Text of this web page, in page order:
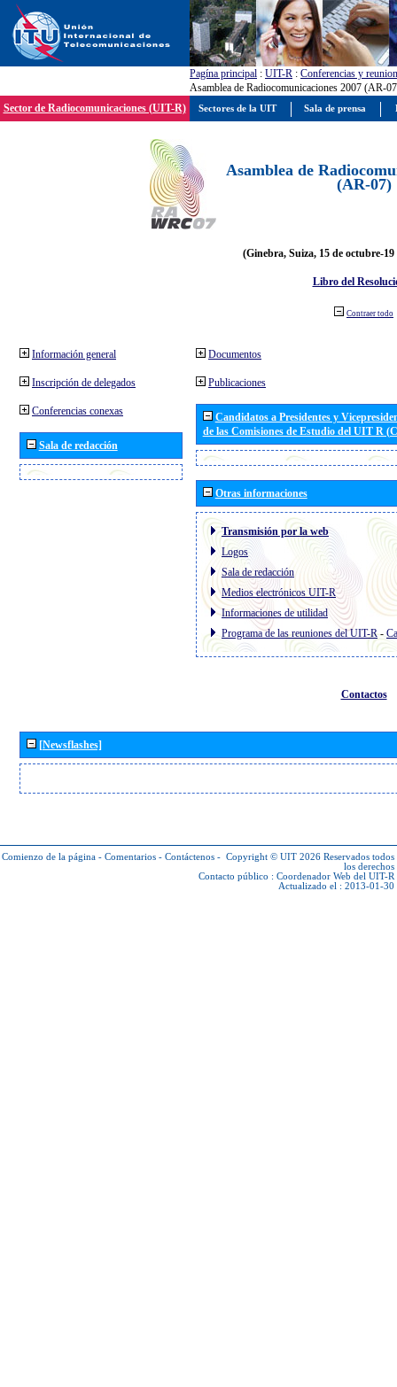
Pagína principal : UIT-R : Conferencias y
Asamblea de Radiocomunicaciones 2007 (AR-
Sector de Radiocomunicaciones (UIT-R)
Asamblea de
(AR-07)
(Ginebra, Suiza, 15 de octubre-19
Libro del
Contraer todo
Información general
Inscripción de delegados
Conferencias conexas
Sala de redacción
Documentos
Publicaciones
Candidatos a Presidentes y
de las Comisiones de Estudio del UIT R
Otras informaciones
Transmisión por la web
Logos
Sala de redacción
Medios electrónicos UIT-R
Informaciones de utilidad
Programa de las reuniones del UIT-R-
Contactos
[Newsflashes]
Comienzo de la página - Comentarios - Contáctenos - Copyright © UIT 2026 Reservados todos
los derechos
Contacto público : Coordenador Web del UIT-R
Actualizado el : 2013-01-30
Sectores de la UIT Sala de prensa